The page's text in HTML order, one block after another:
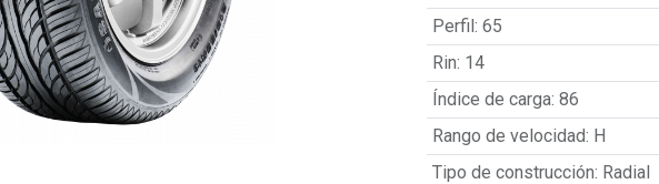
Perfil: 65
Rin: 14
Índice de carga: 86
Rango de velocidad: H
Tipo de construcción: Radial